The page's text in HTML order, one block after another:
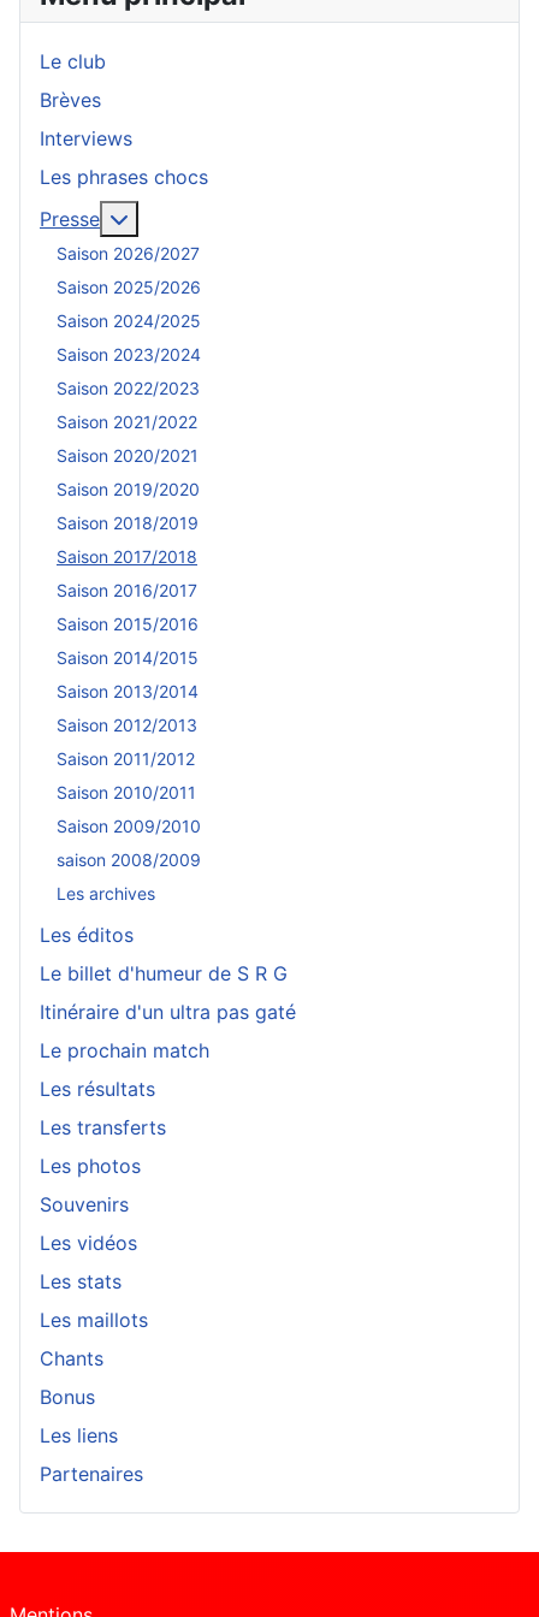
Le club
Brèves
Interviews
Les phrases chocs
Presse
Saison 2026/2027
Saison 2025/2026
Saison 2024/2025
Saison 2023/2024
Saison 2022/2023
Saison 2021/2022
Saison 2020/2021
Saison 2019/2020
Saison 2018/2019
Saison 2017/2018
Saison 2016/2017
Saison 2015/2016
Saison 2014/2015
Saison 2013/2014
Saison 2012/2013
Saison 2011/2012
Saison 2010/2011
Saison 2009/2010
saison 2008/2009
Les archives
Les éditos
Le billet d'humeur de S R G
Itinéraire d'un ultra pas gaté
Le prochain match
Les résultats
Les transferts
Les photos
Souvenirs
Les vidéos
Les stats
Les maillots
Chants
Bonus
Les liens
Partenaires